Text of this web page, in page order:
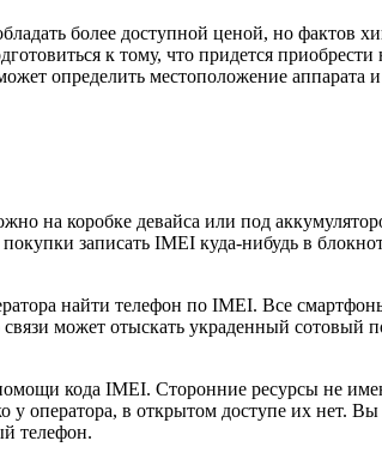
более доступной ценой, но фактов
к тому, что придется
определить местоположение аппарата
на коробке девайса или под
записать IMEI куда-нибудь в
найти телефон по IMEI. Все
может отыскать украденный сотовый
кода IMEI. Сторонние ресурсы не
оператора, в открытом доступе их нет.
телефон.